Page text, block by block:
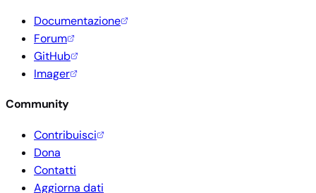
Documentazione
Forum
GitHub
Imager
Community
Contribuisci
Dona
Contatti
Aggiorna dati